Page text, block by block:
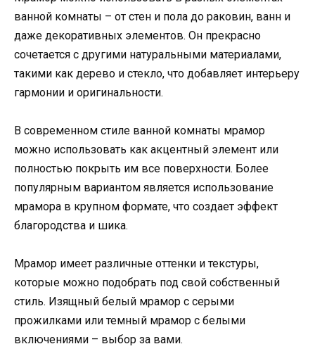
ванной комнаты – от стен и пола до раковин, ванн и
даже декоративных элементов. Он прекрасно
сочетается с другими натуральными материалами,
такими как дерево и стекло, что добавляет интерьеру
гармонии и оригинальности.
В современном стиле ванной комнаты мрамор
можно использовать как акцентный элемент или
полностью покрыть им все поверхности. Более
популярным вариантом является использование
мрамора в крупном формате, что создает эффект
благородства и шика.
Мрамор имеет различные оттенки и текстуры,
которые можно подобрать под свой собственный
стиль. Изящный белый мрамор с серыми
прожилками или темный мрамор с белыми
включениями – выбор за вами.